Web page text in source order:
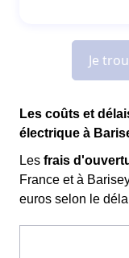
Les coûts et
électrique à
Les frais
France et à
euros selon le